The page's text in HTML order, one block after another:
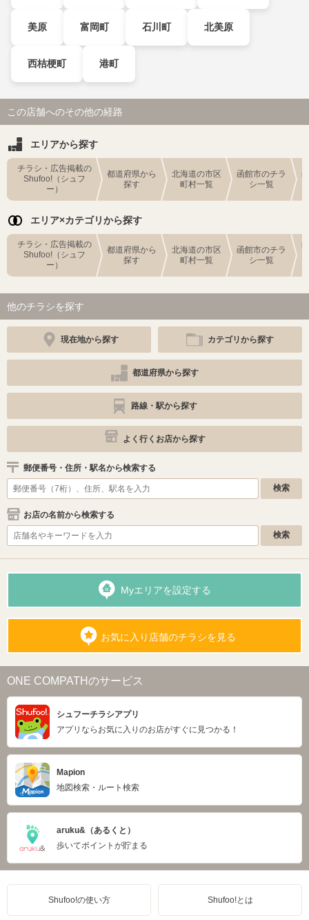
美原 富岡町 石川町 北美原
西桔梗町 港町
この店舗へのその他の経路
エリアから探す
チラシ・広告掲載の
Shufoo!（シュフ
ー）
都道府県から
探す
北海道の市区
町村一覧
函館市のチラ
シ一覧
エリア×カテゴリから探す
チラシ・広告掲載の
Shufoo!（シュフ
ー）
都道府県から
探す
北海道の市区
町村一覧
函館市のチラ
シ一覧
他のチラシを探す
現在地から探す カテゴリから探す
都道府県から探す
路線・駅から探す
よく行くお店から探す
郵便番号・住所・駅名から検索する
お店の名前から検索する
Myエリアを設定する
お気に入り店舗のチラシを見る
ONE COMPATHのサービス
シュフーチラシアプリ
アプリならお気に入りのお店がすぐに見つかる！
Mapion
地図検索・ルート検索
aruku&（あるくと）
歩いてポイントが貯まる
Shufoo!の使い方 Shufoo!とは